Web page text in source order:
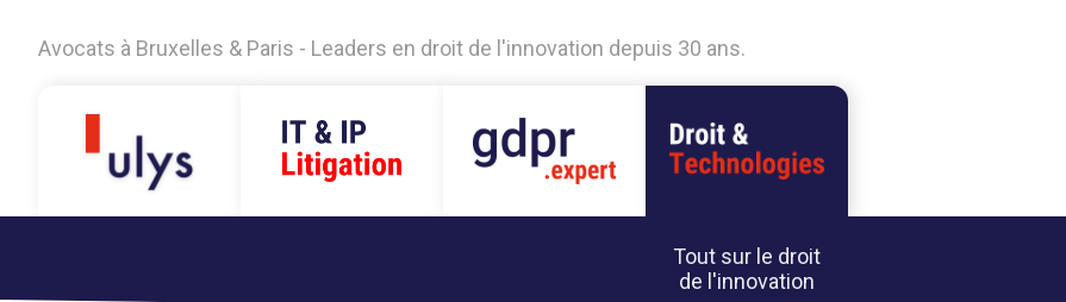
Avocats à Bruxelles & Paris - Leaders en droit de l'innovation depuis 30 ans.
Tout sur le droit
de l'innovation